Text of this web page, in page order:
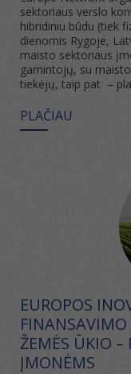
sektoriaus verslo
hibridiniu būdu (tiek
dienomis Rygoje,
maisto sektoriaus
gamintojų, su
tiekėjų, taip pat –
PLAČIAU
EUROPOS
ŽEMĖS ŪKIO
ĮMONĖMS